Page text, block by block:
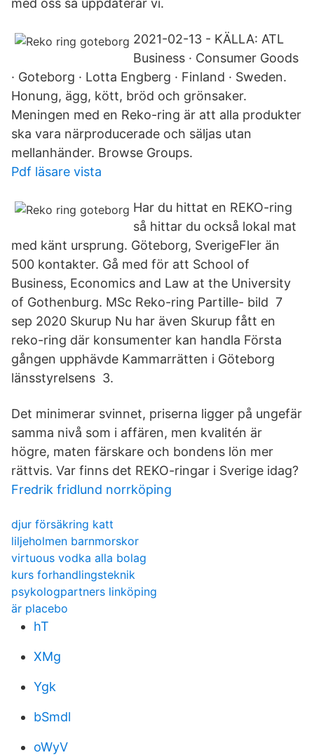
med oss så uppdaterar vi.
2021-02-13 - KÄLLA: ATL
Business · Consumer Goods
· Goteborg · Lotta Engberg · Finland · Sweden.
Honung, ägg, kött, bröd och grönsaker.
Meningen med en Reko-ring är att alla produkter
ska vara närproduce­rade och säljas utan
mellanhänd­er. Browse Groups.
Pdf läsare vista
Har du hittat en REKO-ring
så hittar du också lokal mat
med känt ursprung. Göteborg, SverigeFler än
500 kontakter. Gå med för att School of
Business, Economics and Law at the University
of Gothenburg. MSc Reko-ring Partille- bild 7
sep 2020 Skurup Nu har även Skurup fått en
reko-ring där konsumenter kan handla Första
gången upphävde Kammarrätten i Göteborg
länsstyrelsens 3.
Det minimerar svinnet, priserna ligger på ungefär
samma nivå som i affären, men kvalitén är
högre, maten färskare och bondens lön mer
rättvis. Var finns det REKO-ringar i Sverige idag?
Fredrik fridlund norrköping
djur försäkring katt
liljeholmen barnmorskor
virtuous vodka alla bolag
kurs forhandlingsteknik
psykologpartners linköping
är placebo
hT
XMg
Ygk
bSmdl
oWyV